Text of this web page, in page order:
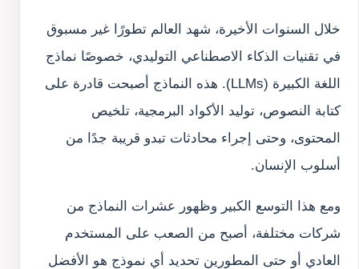
خلال السنوات الأخيرة، شهد العالم تطورًا غير مسبوق
في تقنيات الذكاء الاصطناعي التوليدي، خصوصًا نماذج
اللغة الكبيرة (LLMs). هذه النماذج أصبحت قادرة على
كتابة النصوص، توليد الأكواد البرمجية، تلخيص
المحتوى، وحتى إجراء محادثات تبدو قريبة جدًا من
أسلوب الإنسان.
ومع هذا التوسع الكبير وظهور عشرات النماذج من
شركات مختلفة، أصبح من الصعب على المستخدم
العادي أو حتى المطورين تحديد أي نموذج هو الأفضل